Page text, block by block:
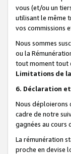
vous (et/ou un
utilisant le même
vos commissions
Nous sommes
ou la
tout moment tout
Limitations de
6. Déclaration
Nous déploierons
cadre de notre
gagnées au cours
La rémunération
proche en devise